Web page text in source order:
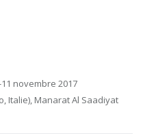
novembre 2017
Italie), Manarat Al Saadiyat